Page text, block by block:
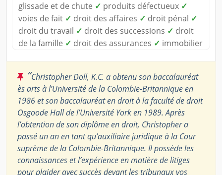
glissade et de chute ✓ produits défectueux ✓
voies de fait ✓ droit des affaires ✓ droit pénal ✓
droit du travail ✓ droit des successions ✓ droit
de la famille ✓ droit des assurances ✓ immobilier
“Christopher Doll, K.C. a obtenu son baccalauréat
ès arts à l’Université de la Colombie-Britannique en
1986 et son baccalauréat en droit à la faculté de droit
Osgoode Hall de l’Université York en 1989. Après
l’obtention de son diplôme en droit, Christopher a
passé un an en tant qu’auxiliaire juridique à la Cour
suprême de la Colombie-Britannique. Il possède les
connaissances et l’expérience en matière de litiges
pour plaider avec succès devant les tribunaux vos